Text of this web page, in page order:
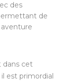
des
de
dans cet
est primordial